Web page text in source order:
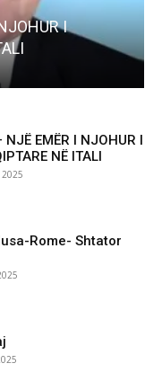
2025
EMËR I NJOHUR I
NË ITALI
Rome- Shtator